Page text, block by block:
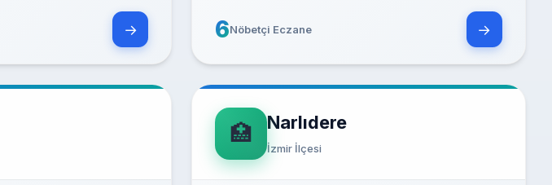
→ 6Nöbetçi Eczane →
🏥 Narlıdere
İzmir İlçesi